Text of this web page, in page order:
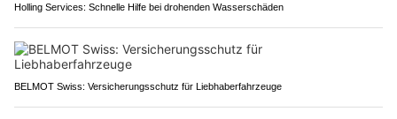
Holling Services: Schnelle Hilfe bei drohenden Wasserschäden
BELMOT Swiss: Versicherungsschutz für Liebhaberfahrzeuge